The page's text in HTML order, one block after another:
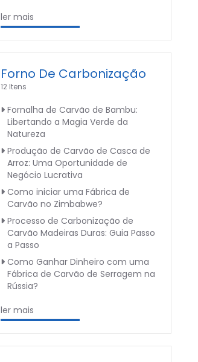
ler mais
Forno De Carbonização
12 Itens
Fornalha de Carvão de Bambu:
Libertando a Magia Verde da
Natureza
Produção de Carvão de Casca de
Arroz: Uma Oportunidade de
Negócio Lucrativa
Como iniciar uma Fábrica de
Carvão no Zimbabwe?
Processo de Carbonização de
Carvão Madeiras Duras: Guia Passo
a Passo
Como Ganhar Dinheiro com uma
Fábrica de Carvão de Serragem na
Rússia?
ler mais